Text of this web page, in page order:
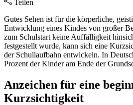
Teilen
Gutes Sehen ist für die körperliche,
Entwicklung eines Kindes von großer
zum Schulstart keine Auffälligkeit
festgestellt wurde, kann sich eine
der Schullaufbahn entwickeln. In
Prozent der Kinder am Ende der
Anzeichen für eine
Kurzsichtigkeit